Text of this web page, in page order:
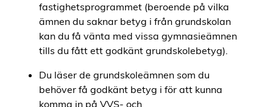
fastighetsprogrammet (beroende på vilka
ämnen du saknar betyg i från grundskolan
kan du få vänta med vissa gymnasieämnen
tills du fått ett godkänt grundskolebetyg).
Du läser de grundskoleämnen som du
behöver få godkänt betyg i för att kunna
komma in på VVS- och